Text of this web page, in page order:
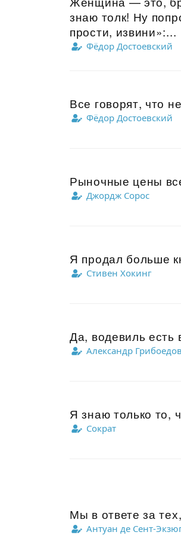
знаю толк! Ну
прости, извини»:...
Фёдор Достоевский
Все говорят, что
Фёдор Достоевский
Рыночные цены
Джордж Сорос
Я продал больше
Стивен Хокинг
Да, водевиль есть
Александр Грибоедов
Я знаю только то,
Сократ
Мы в ответе за
Антуан де Сент-